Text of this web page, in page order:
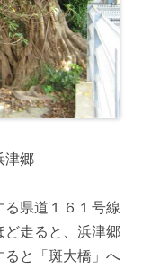
郷
県道１６１号線
走ると、浜津郷
と「斑大橋」へ